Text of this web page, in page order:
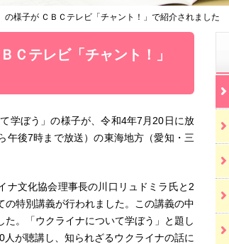
様子が ＣＢＣテレビ「チャント！」で紹介されました
Ｃテレビ「チャント！」
学ぼう」の様子が、令和4年7月20日に放
午後7時まで放送）の東海地方（愛知・三
ナ文化協会理事長の川口リュドミラ氏と2
特別講義が行われました。この講義の中
。「ウクライナについて学ぼう」と題し
が聴講し、知られざるウクライナの話に